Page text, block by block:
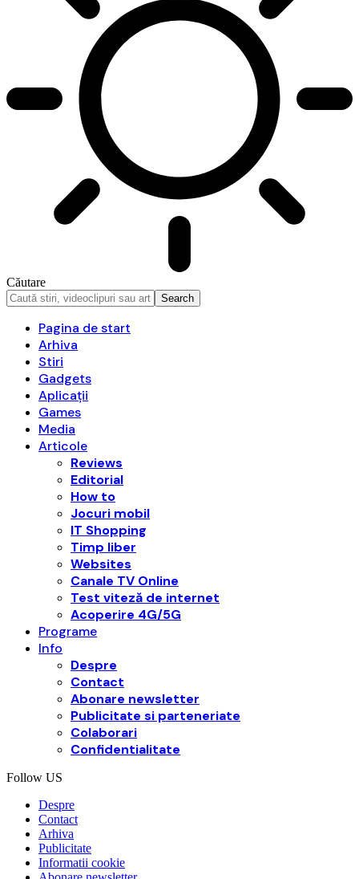
Căutare
Pagina de start
Arhiva
Stiri
Gadgets
Aplicații
Games
Media
Articole
Reviews
Editorial
How to
Jocuri mobil
IT Shopping
Timp liber
Websites
Canale TV Online
Test viteză de internet
Acoperire 4G/5G
Programe
Info
Despre
Contact
Abonare newsletter
Publicitate si parteneriate
Colaborari
Confidentialitate
Follow US
Despre
Contact
Arhiva
Publicitate
Informatii cookie